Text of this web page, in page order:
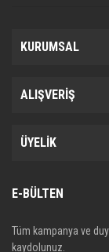
KURUMSAL
ALIŞVERİŞ
ÜYELİK
E-BÜLTEN
Tüm kampanya ve
kaydolunuz.